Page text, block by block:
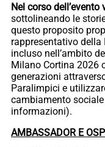
Nel corso dell’evento
sottolineando le
questo proposito
rappresentativo della
incluso nell’ambito
Milano Cortina 2026
generazioni
Paralimpici e
cambiamento
informazioni).
AMBASSADOR E